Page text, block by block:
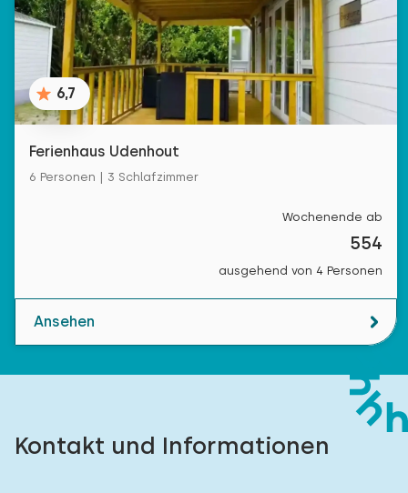
6,7
Ferienhaus Udenhout
6 Personen | 3 Schlafzimmer
Wochenende ab
554
ausgehend von 4 Personen
Ansehen
Kontakt und Informationen